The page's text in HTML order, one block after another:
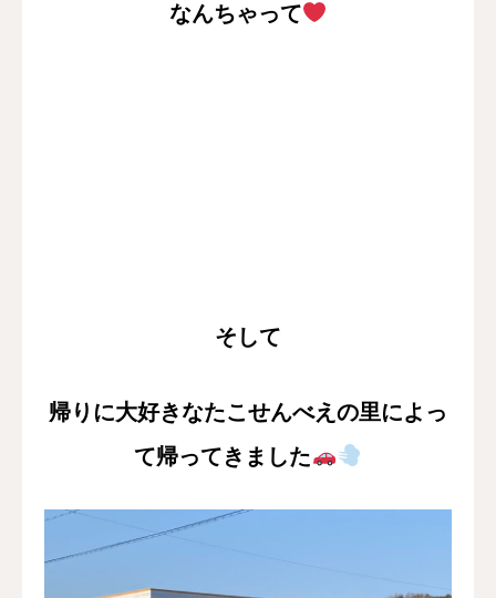
なんちゃって
そして
帰りに大好きなたこせんべえの里によっ
て帰ってきました